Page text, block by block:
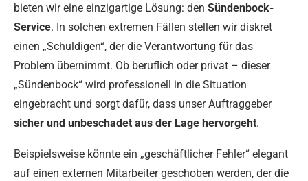
bieten wir eine einzigartige Lösung: den Sündenbock-
Service. In solchen extremen Fällen stellen wir diskret
einen „Schuldigen“, der die Verantwortung für das
Problem übernimmt. Ob beruflich oder privat – dieser
„Sündenbock“ wird professionell in die Situation
eingebracht und sorgt dafür, dass unser Auftraggeber
sicher und unbeschadet aus der Lage hervorgeht.
Beispielsweise könnte ein „geschäftlicher Fehler“ elegant
auf einen externen Mitarbeiter geschoben werden, der die